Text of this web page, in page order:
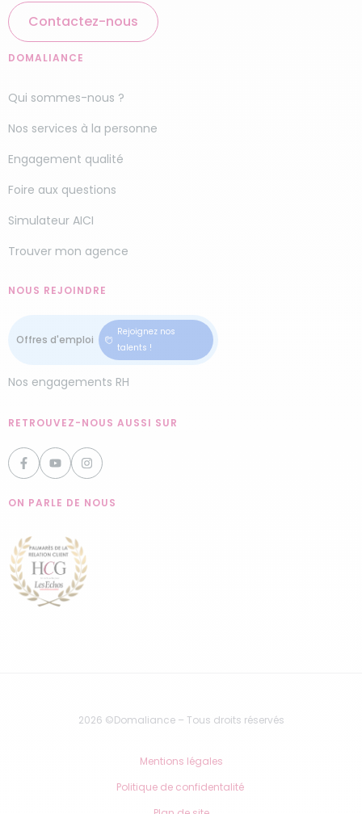
Contactez-nous
DOMALIANCE
Qui sommes-nous ?
Nos services à la personne
Engagement qualité
Foire aux questions
Simulateur AICI
Trouver mon agence
NOUS REJOINDRE
Rejoignez nos
talents !
Nos engagements RH
RETROUVEZ-NOUS AUSSI SUR
ON PARLE DE NOUS
2026 ©Domaliance – Tous droits réservés
Mentions légales
Politique de confidentalité